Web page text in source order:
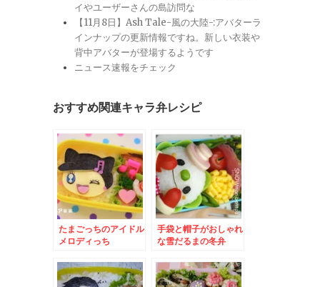
イやユーザーさんの島訪問な
【11月8日】Ash Tale-風の大陸-:アバターラ
インナップの更新情報ですね。新しい衣装や
背中アバターが登場するようです
ニュース速報をチェック
おすすめ関連キャラ弁レシピ
たまごっちのアイドル
メロディっち
手袋と帽子がおしゃれ
な雪だるまの冬弁